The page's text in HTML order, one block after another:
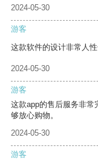
2024-05-30
游客
这款软件的设计非常人
2024-05-30
游客
这款app的售后服务非常
够放心购物。
2024-05-30
游客